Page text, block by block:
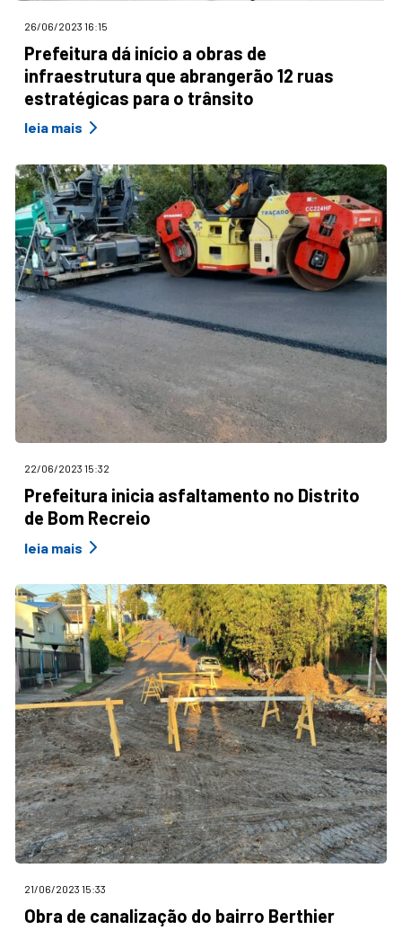
26/06/2023 16:15
Prefeitura dá início a obras de
infraestrutura que abrangerão 12 ruas
estratégicas para o trânsito
leia mais
22/06/2023 15:32
Prefeitura inicia asfaltamento no Distrito
de Bom Recreio
leia mais
21/06/2023 15:33
Obra de canalização do bairro Berthier